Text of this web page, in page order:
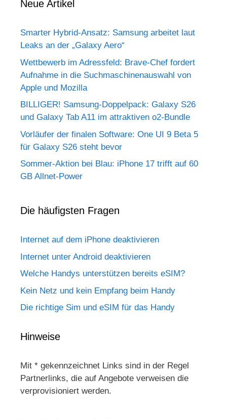
Neue Artikel
Smarter Hybrid-Ansatz: Samsung arbeitet laut
Leaks an der „Galaxy Aero“
Wettbewerb im Adressfeld: Brave-Chef fordert
Aufnahme in die Suchmaschinenauswahl von
Apple und Mozilla
BILLIGER! Samsung-Doppelpack: Galaxy S26
und Galaxy Tab A11 im attraktiven o2-Bundle
Vorläufer der finalen Software: One UI 9 Beta 5
für Galaxy S26 steht bevor
Sommer-Aktion bei Blau: iPhone 17 trifft auf 60
GB Allnet-Power
Die häufigsten Fragen
Internet auf dem iPhone deaktivieren
Internet unter Android deaktivieren
Welche Handys unterstützen bereits eSIM?
Kein Netz und kein Empfang beim Handy
Die richtige Sim und eSIM für das Handy
Hinweise
Mit * gekennzeichnet Links sind in der Regel
Partnerlinks, die auf Angebote verweisen die
verprovisioniert werden.